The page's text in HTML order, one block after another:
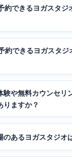
約できるヨガスタジ
約できるヨガスタジ
験や無料カウンセリ
りますか？
のあるヨガスタジオ